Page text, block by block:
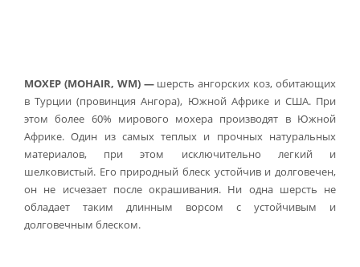
МОХЕР (MOHAIR, WM) —шерсть ангорских коз, обитающих
в Турции (провинция Ангора), Южной Африке и США. При
этом более 60% мирового мохера производят в Южной
Африке. Один из самых теплых и прочных натуральных
материалов, при этом исключительно легкий и
шелковистый. Его природный блеск устойчив и долговечен,
он не исчезает после окрашивания. Ни одна шерсть не
обладает таким длинным ворсом с устойчивым и
долговечным блеском.